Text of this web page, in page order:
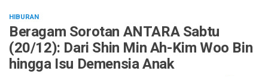
HIBURAN
Beragam Sorotan ANTARA Sabtu
(20/12): Dari Shin Min Ah-Kim Woo Bin
hingga Isu Demensia Anak